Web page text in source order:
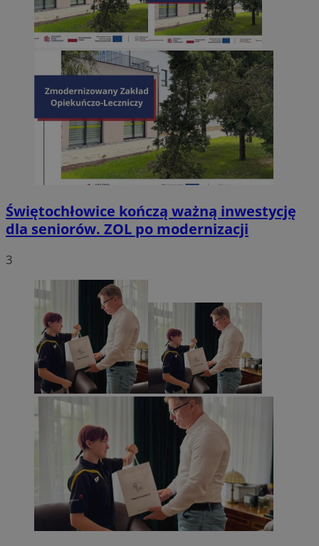
Świętochłowice kończą ważną inwestycję
dla seniorów. ZOL po modernizacji
3